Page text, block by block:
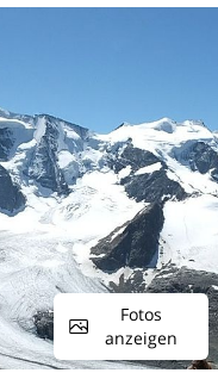
Fotos
anzeigen